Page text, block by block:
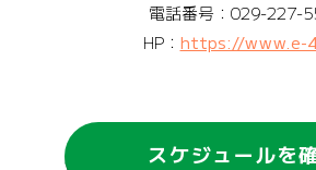
電話番号：029-227-
HP： https://www.e-
スケジュールを